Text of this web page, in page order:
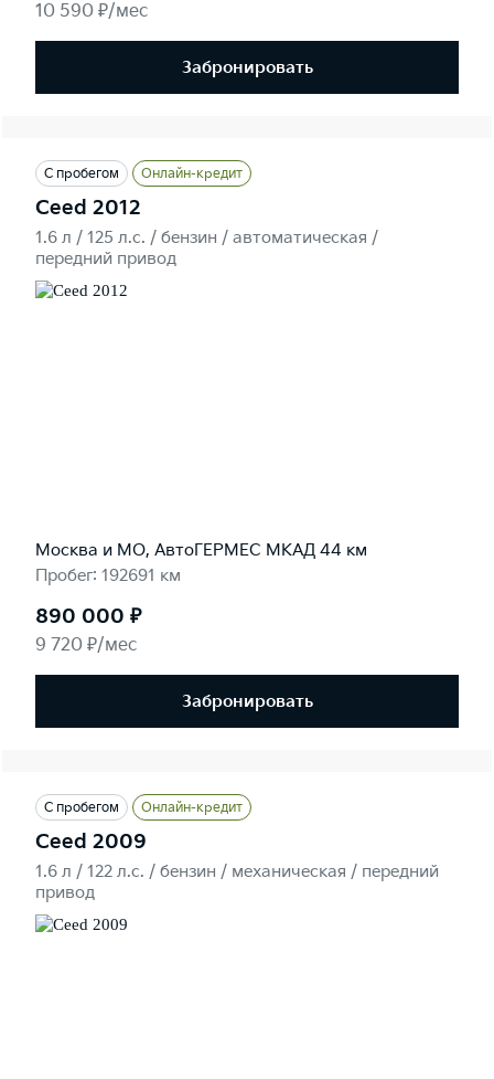
10 590 ₽/мес
Забронировать
С пробегом Онлайн-кредит
Ceed 2012
1.6 л / 125 л.c. / бензин / автоматическая /
передний привод
Москва и МО, АвтоГЕРМЕС МКАД 44 км
Пробег: 192691 км
890 000 ₽
9 720 ₽/мес
Забронировать
С пробегом Онлайн-кредит
Ceed 2009
1.6 л / 122 л.c. / бензин / механическая / передний
привод